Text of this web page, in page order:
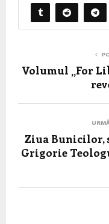
Volumul „For
Ziua Bunicilor,
Grigorie